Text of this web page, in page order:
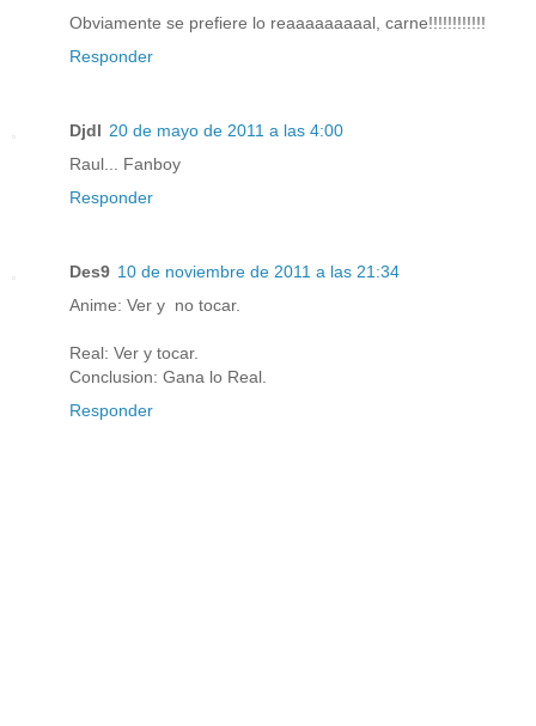
Obviamente se prefiere lo reaaaaaaaaal, carne!!!!!!!!!!!!
Responder
Djdl 20 de mayo de 2011 a las 4:00
Raul... Fanboy
Responder
Des9 10 de noviembre de 2011 a las 21:34
Anime: Ver y no tocar.
Real: Ver y tocar.
Conclusion: Gana lo Real.
Responder